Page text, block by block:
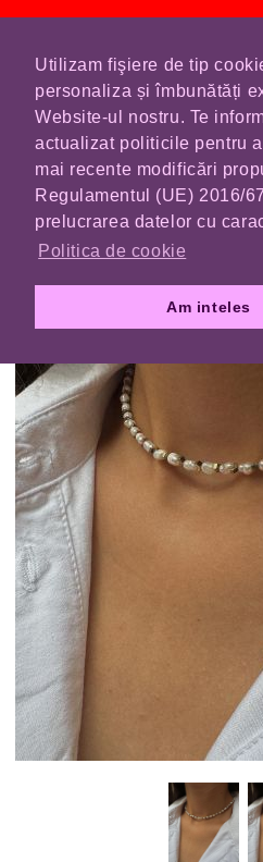
Utilizam fişiere de tip
personaliza și îmbunătăți
Website-ul nostru. Te
actualizat politicile pentru
mai recente modificări
Regulamentul (UE) 2016/
prelucrarea datelor cu
Politica de cookie
Am inteles
IN CURAND INCHIDEM LISTA DE
RUGAM SA VA PLASATI
Prima pagină COLIERE